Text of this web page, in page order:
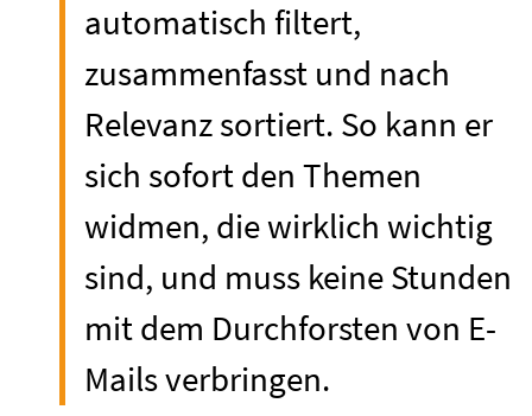
automatisch filtert,
zusammenfasst und nach
Relevanz sortiert. So kann er
sich sofort den Themen
widmen, die wirklich wichtig
sind, und muss keine Stunden
mit dem Durchforsten von E-
Mails verbringen.